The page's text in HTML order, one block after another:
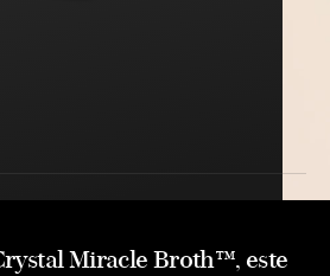
Miracle Broth™, este